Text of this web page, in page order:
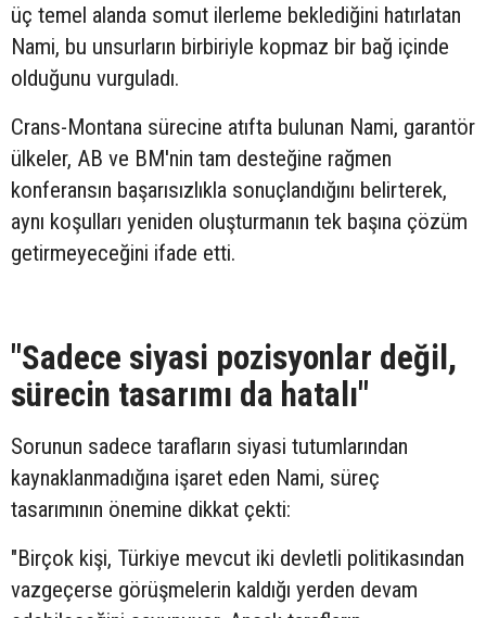
üç temel alanda somut ilerleme beklediğini hatırlatan
Nami, bu unsurların birbiriyle kopmaz bir bağ içinde
olduğunu vurguladı.
Crans-Montana sürecine atıfta bulunan Nami, garantör
ülkeler, AB ve BM'nin tam desteğine rağmen
konferansın başarısızlıkla sonuçlandığını belirterek,
aynı koşulları yeniden oluşturmanın tek başına çözüm
getirmeyeceğini ifade etti.
"Sadece siyasi pozisyonlar değil,
sürecin tasarımı da hatalı"
Sorunun sadece tarafların siyasi tutumlarından
kaynaklanmadığına işaret eden Nami, süreç
tasarımının önemine dikkat çekti:
"Birçok kişi, Türkiye mevcut iki devletli politikasından
vazgeçerse görüşmelerin kaldığı yerden devam